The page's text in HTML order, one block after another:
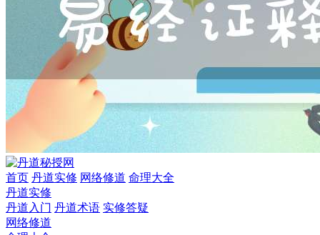
首页 丹道实修 网络修道 命理大全
丹道实修
丹道入门 丹道术语 实修答疑
网络修道